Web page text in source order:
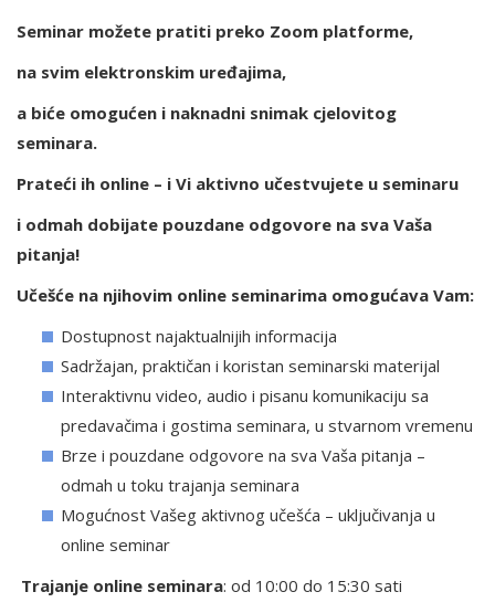
Seminar možete pratiti preko Zoom platforme,
na svim elektronskim uređajima,
a biće omogućen i naknadni snimak cjelovitog
seminara.
Prateći ih online – i Vi aktivno učestvujete u seminaru
i odmah dobijate pouzdane odgovore na sva Vaša
pitanja!
Učešće na njihovim online seminarima omogućava Vam:
Dostupnost najaktualnijih informacija
Sadržajan, praktičan i koristan seminarski materijal
Interaktivnu video, audio i pisanu komunikaciju sa
predavačima i gostima seminara, u stvarnom vremenu
Brze i pouzdane odgovore na sva Vaša pitanja –
odmah u toku trajanja seminara
Mogućnost Vašeg aktivnog učešća – uključivanja u
online seminar
Trajanje online seminara: od 10:00 do 15:30 sati